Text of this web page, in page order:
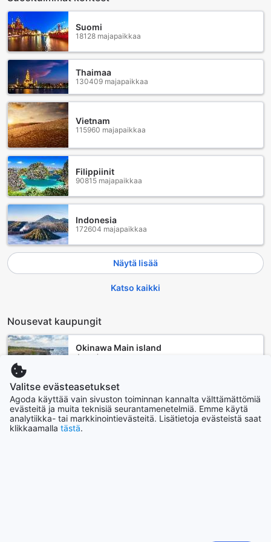
Suomi
18128 majapaikkaa
Thaimaa
130409 majapaikkaa
Vietnam
115960 majapaikkaa
Filippiinit
90815 majapaikkaa
Indonesia
172604 majapaikkaa
Näytä lisää
Katso kaikki
Nousevat kaupungit
Okinawa Main island
Japani
Soul
Etelä-Korea
Valitse evästeasetukset
Agoda käyttää vain sivuston toiminnan kannalta välttämättömiä
evästeitä ja muita teknisiä seurantamenetelmiä. Emme käytä
analytiikka- tai markkinointievästeitä. Lisätietoja evästeistä saat
klikkaamalla tästä.